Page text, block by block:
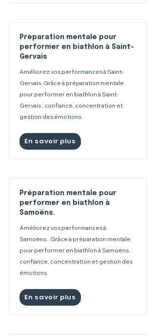
Préparation mentale pour
performer en biathlon à Saint-
Gervais
Améliorez vos performances à Saint-
Gervais. Grâce à préparation mentale
pour performer en biathlon à Saint-
Gervais : confiance, concentration et
gestion des émotions.
En savoir plus
Préparation mentale pour
performer en biathlon à
Samoëns.
Améliorez vos performances à
Samoëns.. Grâce à préparation mentale
pour performer en biathlon à Samoëns. :
confiance, concentration et gestion des
émotions.
En savoir plus